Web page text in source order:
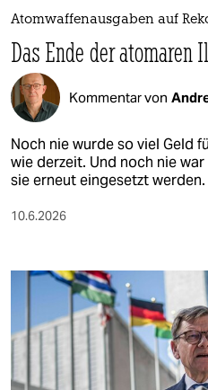
Atomwaffenausgaben auf
Das Ende der atomaren
Kommentar von
Noch nie wurde so viel Geld
wie derzeit. Und noch nie
sie erneut eingesetzt werden.
10.6.2026